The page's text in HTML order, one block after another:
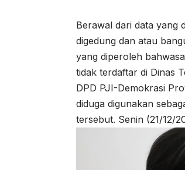
Berawal dari data yang
digedung dan atau
yang diperoleh
tidak terdaftar di Dinas
DPD PJI-Demokrasi
diduga digunakan
tersebut. Senin (21/12/